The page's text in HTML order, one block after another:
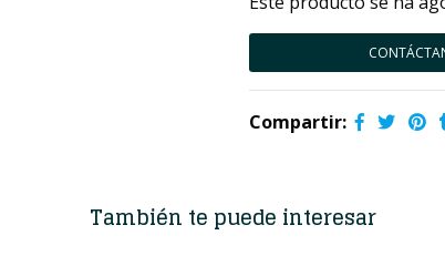
Compartir:
También te puede interesar